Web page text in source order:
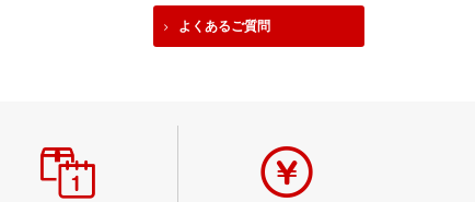
よくあるご質問